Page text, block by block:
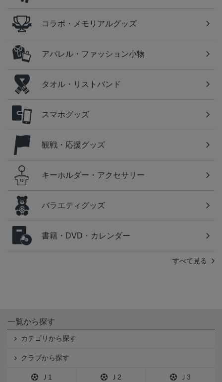
コラボ・メモリアルグッズ
アパレル・ファッション小物
タオル・リストバンド
スマホグッズ
観戦・応援グッズ
キーホルダー・アクセサリー
バラエティグッズ
書籍・DVD・カレンダー
すべて見る
一覧から探す
カテゴリから探す
クラブから探す
Ｊ1 Ｊ2 Ｊ3